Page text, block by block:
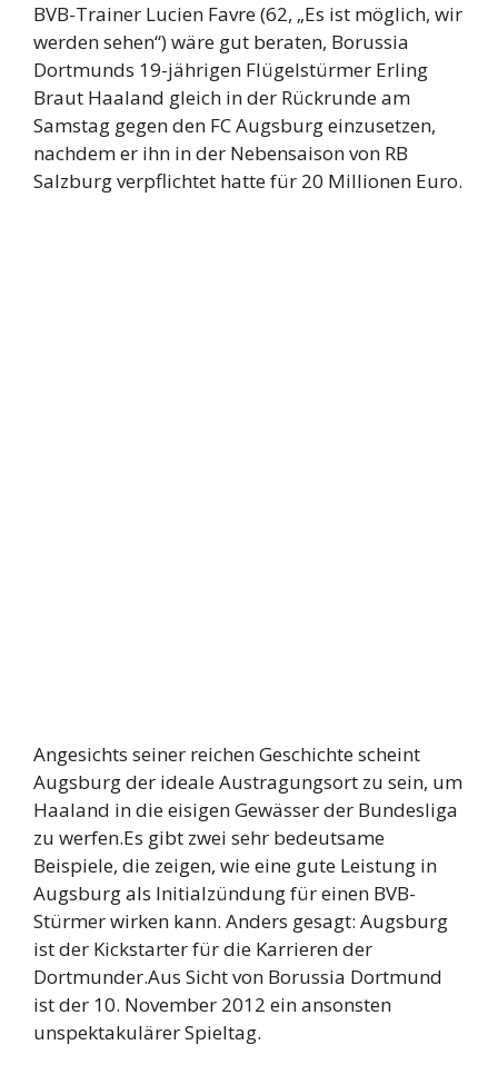
BVB-Trainer Lucien Favre (62, „Es ist möglich, wir
werden sehen“) wäre gut beraten, Borussia
Dortmunds 19-jährigen Flügelstürmer Erling
Braut Haaland gleich in der Rückrunde am
Samstag gegen den FC Augsburg einzusetzen,
nachdem er ihn in der Nebensaison von RB
Salzburg verpflichtet hatte für 20 Millionen Euro.
Angesichts seiner reichen Geschichte scheint
Augsburg der ideale Austragungsort zu sein, um
Haaland in die eisigen Gewässer der Bundesliga
zu werfen.Es gibt zwei sehr bedeutsame
Beispiele, die zeigen, wie eine gute Leistung in
Augsburg als Initialzündung für einen BVB-
Stürmer wirken kann. Anders gesagt: Augsburg
ist der Kickstarter für die Karrieren der
Dortmunder.Aus Sicht von Borussia Dortmund
ist der 10. November 2012 ein ansonsten
unspektakulärer Spieltag.